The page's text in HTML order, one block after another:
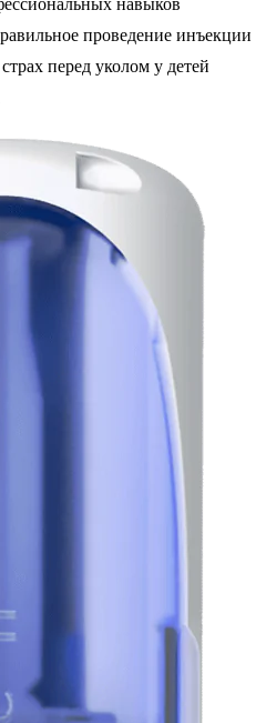
навыков
проведение инъекции
перед уколом у детей